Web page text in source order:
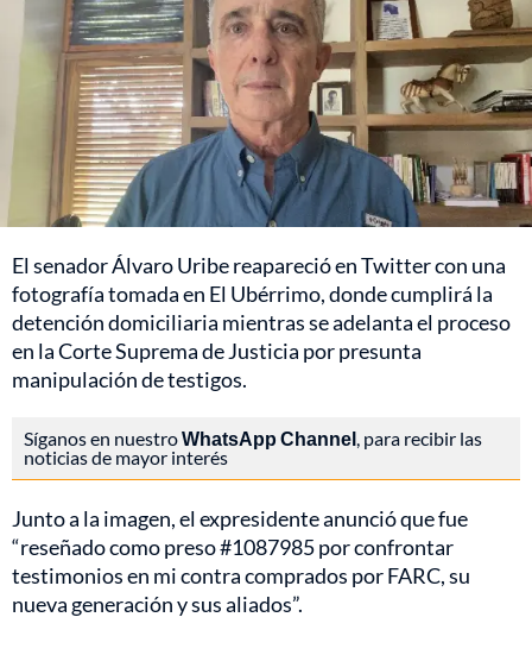
El senador Álvaro Uribe reapareció en Twitter con una
fotografía tomada en El Ubérrimo, donde cumplirá la
detención domiciliaria mientras se adelanta el proceso
en la Corte Suprema de Justicia por presunta
manipulación de testigos.
Síganos en nuestroWhatsApp Channel, para recibir las
noticias de mayor interés
Junto a la imagen, el expresidente anunció que fue
“reseñado como preso #1087985 por confrontar
testimonios en mi contra comprados por FARC, su
nueva generación y sus aliados”.